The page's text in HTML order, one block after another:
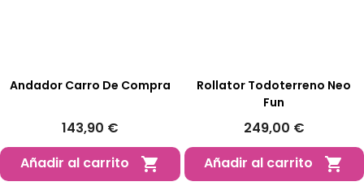
Andador Carro De Compra
143,90 €
Añadir al carrito

Rollator Todoterreno Neo
Fun
249,00 €
Añadir al carrito
